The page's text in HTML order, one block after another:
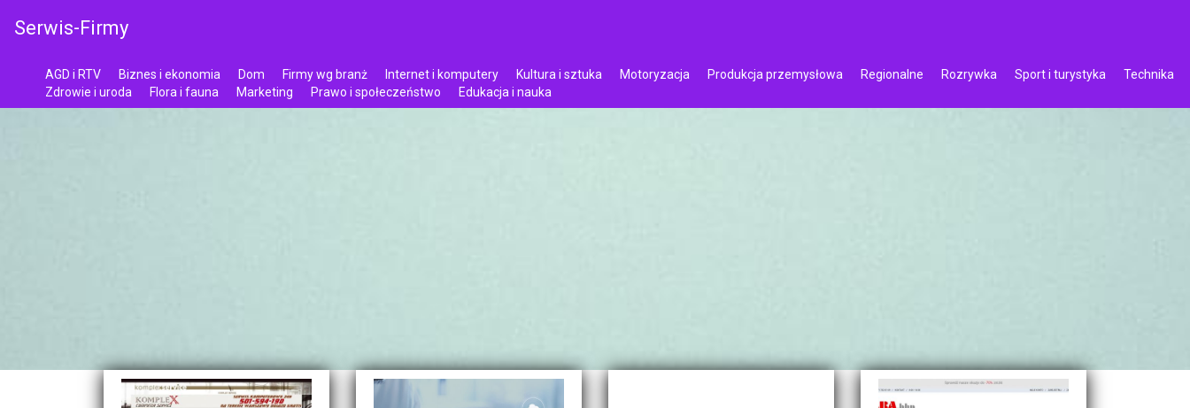
Serwis-Firmy
AGD i RTV Biznes i ekonomia Dom Firmy wg branż Internet i komputery Kultura i sztuka Motoryzacja Produkcja przemysłowa Regionalne Rozrywka Sport i turystyka
Technika
Zdrowie i uroda
Flora i fauna Marketing Prawo i społeczeństwo Edukacja i nauka